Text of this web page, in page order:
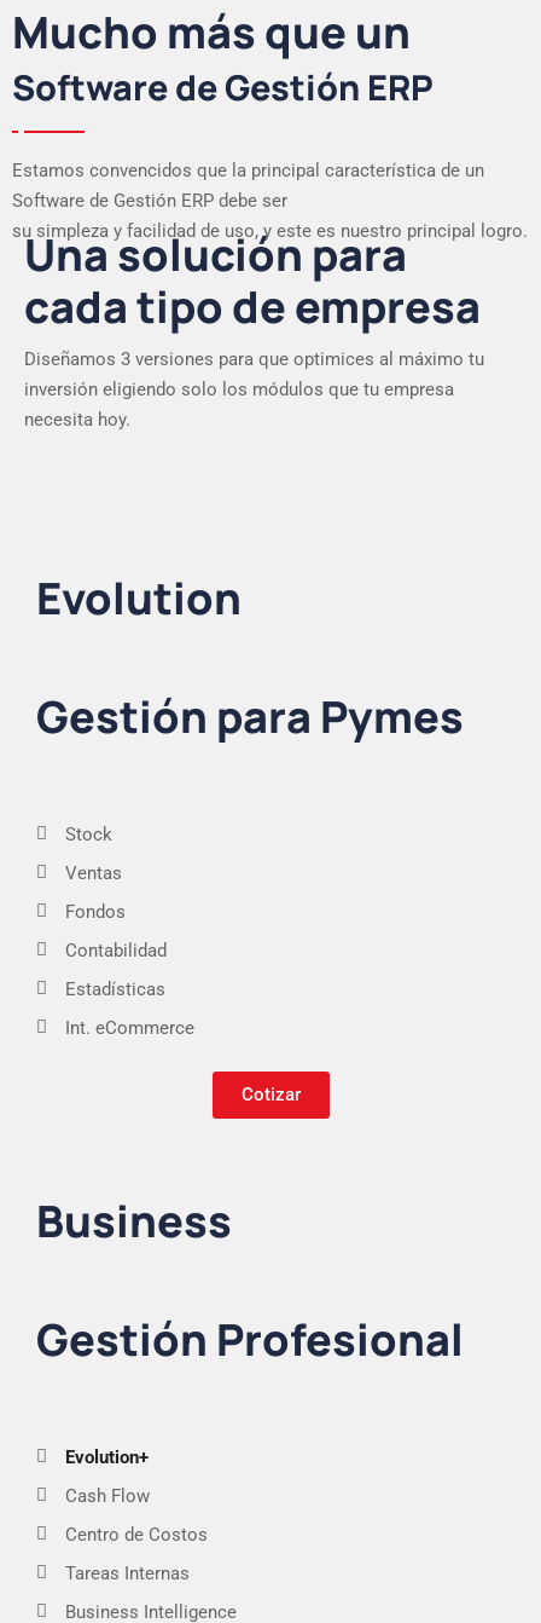
Mucho más que un
Software de Gestión ERP
Estamos convencidos que la principal característica de un
Software de Gestión ERP debe ser
su simpleza y facilidad de uso, y este es nuestro principal logro.
Una solución para
cada tipo de empresa
Diseñamos 3 versiones para que optimices al máximo tu
inversión eligiendo solo los módulos que tu empresa
necesita hoy.
Evolution
Gestión para Pymes
Stock
Ventas
Fondos
Contabilidad
Estadísticas
Int. eCommerce
Cotizar
Business
Gestión Profesional
Evolution+
Cash Flow
Centro de Costos
Tareas Internas
Business Intelligence